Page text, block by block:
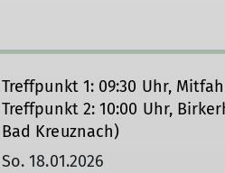
Treffpunkt 1: 09:30 Uhr,
Treffpunkt 2: 10:00 Uhr,
Bad Kreuznach)
So. 18.01.2026